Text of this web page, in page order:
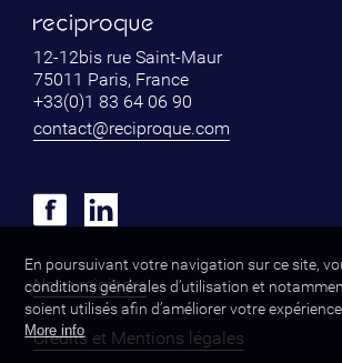
12-12bis rue Saint-Maur
75011 Paris, France
+33(0)1 83 64 06 90
contact@reciproque.com
Nous rejoindre
Crédits et Mentions légales
En poursuivant votre navigation sur ce site,
conditions générales d’utilisation et
soient utilisés afin d’améliorer votre
More info